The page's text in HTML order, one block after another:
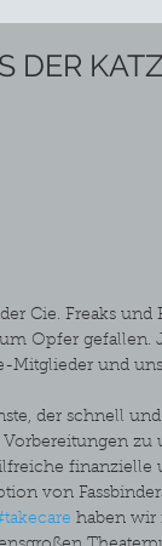
DER
Cie. Freaks
Opfer gefallen.
Mitglieder und
der schnell
zu
finanzielle
von
haben